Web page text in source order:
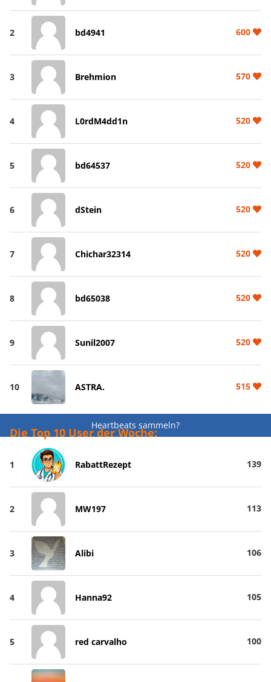
2 bd4941 600
3 Brehmion 570
4 L0rdM4dd1n 520
5 bd64537 520
6 dStein 520
7 Chichar32314 520
8 bd65038 520
9 Sunil2007 520
10 ASTRA. 515
Heartbeats sammeln?
Die Top 10 User der Woche:
1 RabattRezept 139
2 MW197 113
3 Alibi 106
4 Hanna92 105
5 red carvalho 100